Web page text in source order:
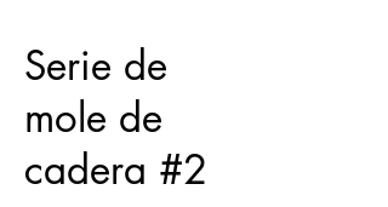
Serie de
mole de
cadera #2